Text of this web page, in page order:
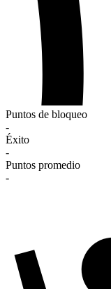
Puntos de bloqueo
-
Éxito
-
Puntos promedio
-